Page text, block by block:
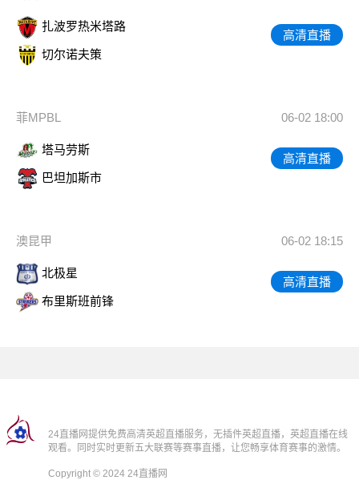
扎波罗热米塔路
切尔诺夫策
高清直播
菲MPBL 06-02 18:00
塔马劳斯
巴坦加斯市
高清直播
澳昆甲 06-02 18:15
北极星
布里斯班前锋
高清直播
24直播网提供免费高清英超直播服务，无插件英超直播，英超直播在线
观看。同时实时更新五大联赛等赛事直播，让您畅享体育赛事的激情。
Copyright © 2024 24直播网